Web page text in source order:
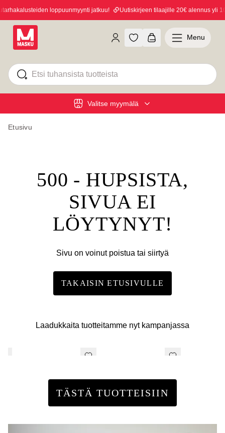
loppuunmyynti jatkuu! Uutiskirjeen tilaajille 20€ alennus yli
Valitse myymälä
Menu
Etusivu
500 - HUPSISTA,
SIVUA EI
LÖYTYNYT!
Sivu on voinut poistua tai siirtyä
TAKAISIN ETUSIVULLE
Laadukkaita tuotteitamme nyt kampanjassa
TÄSTÄ TUOTTEISIIN